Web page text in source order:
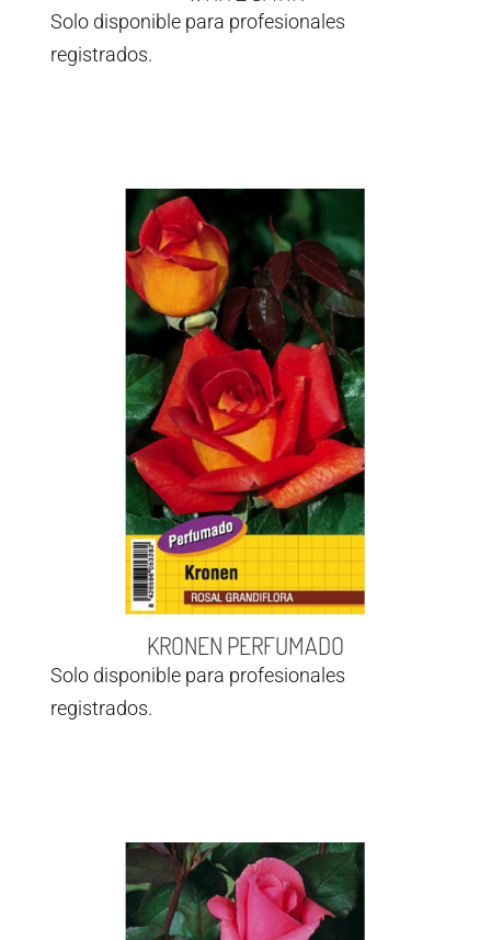
Solo disponible para profesionales
registrados.
KRONEN PERFUMADO
Solo disponible para profesionales
registrados.